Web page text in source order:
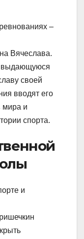
–
Вячеслава.
выдающуюся
своей
вводят его
мира и
спорта.
и